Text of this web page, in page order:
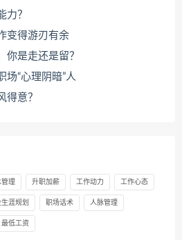
力？
变得游刃有余
你是走还是留？
场“心理阴暗”人
得意？
管理 升职加薪 工作动力 工作心态
涯规划 职场话术 人脉管理
最低工资